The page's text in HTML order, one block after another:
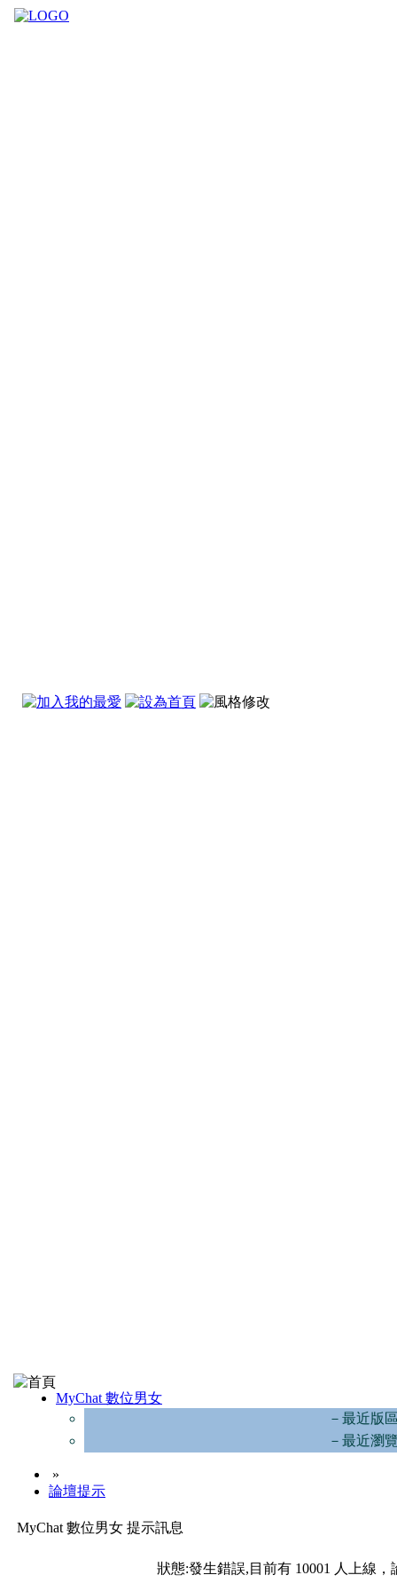
MyChat 數位男女
－最近版
－最近瀏
»
論壇提示
MyChat 數位男女 提示訊息
狀態:發生錯誤,目前有 10001 人上線